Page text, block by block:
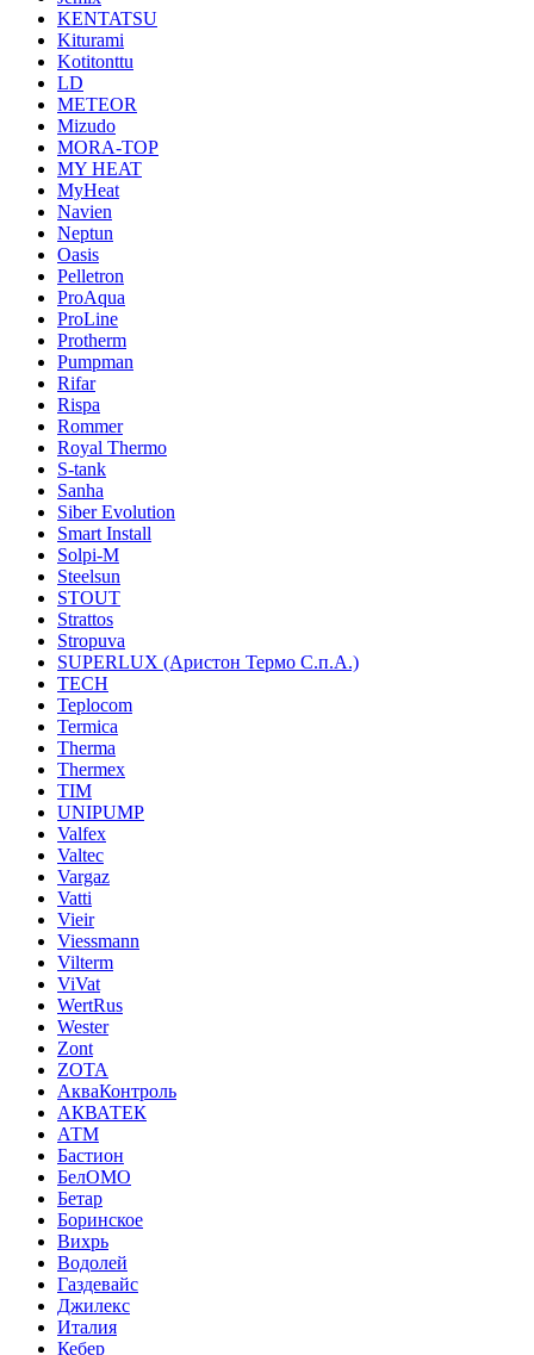
KENTATSU
Kiturami
Kotitonttu
LD
METEOR
Mizudo
MORA-TOP
MY HEAT
MyHeat
Navien
Neptun
Oasis
Pelletron
ProAqua
ProLine
Protherm
Pumpman
Rifar
Rispa
Rommer
Royal Thermo
S-tank
Sanha
Siber Evolution
Smart Install
Solpi-M
Steelsun
STOUT
Strattos
Stropuva
SUPERLUX (Аристон Термо С.п.А.)
TECH
Teplocom
Termica
Therma
Thermex
TIM
UNIPUMP
Valfex
Valtec
Vargaz
Vatti
Vieir
Viessmann
Vilterm
ViVat
WertRus
Wester
Zont
ZOTA
АкваКонтроль
АКВАТЕК
АТМ
Бастион
БелОМО
Бетар
Боринское
Вихрь
Водолей
Газдевайс
Джилекс
Италия
Кебер